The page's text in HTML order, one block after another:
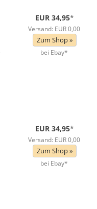
EUR 34,95*
Versand: EUR 0,00
Zum Shop »
bei Ebay*
EUR 34,95*
Versand: EUR 0,00
Zum Shop »
bei Ebay*